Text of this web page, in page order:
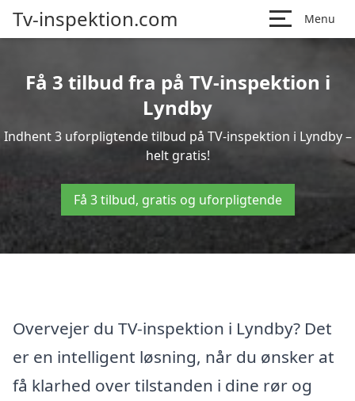
Tv-inspektion.com Menu
Få 3 tilbud fra på TV-inspektion i
Lyndby
Indhent 3 uforpligtende tilbud på TV-inspektion i Lyndby –
helt gratis!
Få 3 tilbud, gratis og uforpligtende
Overvejer du TV-inspektion i Lyndby? Det
er en intelligent løsning, når du ønsker at
få klarhed over tilstanden i dine rør og